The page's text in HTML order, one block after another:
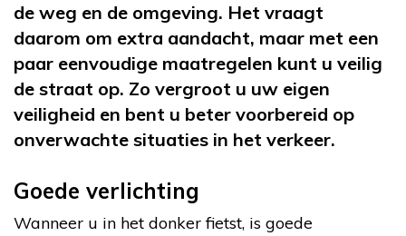
de weg en de omgeving. Het vraagt
daarom om extra aandacht, maar met een
paar eenvoudige maatregelen kunt u veilig
de straat op. Zo vergroot u uw eigen
veiligheid en bent u beter voorbereid op
onverwachte situaties in het verkeer.
Goede verlichting
Wanneer u in het donker fietst, is goede